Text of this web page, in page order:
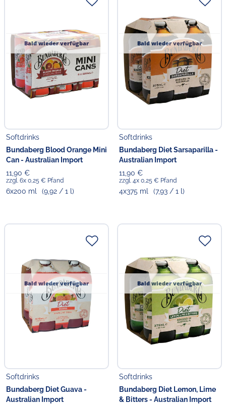
Bald wieder verfügbar
Softdrinks
Bundaberg Blood Orange Mini
Can - Australian Import
11,90 €
zzgl. 6x 0,25 € Pfand
6x200 ml (9,92 / 1 l)
Bald wieder verfügbar
Softdrinks
Bundaberg Diet Sarsaparilla -
Australian Import
11,90 €
zzgl. 4x 0,25 € Pfand
4x375 ml (7,93 / 1 l)
Bald wieder verfügbar
Softdrinks
Bundaberg Diet Guava -
Australian Import
Bald wieder verfügbar
Softdrinks
Bundaberg Diet Lemon, Lime
& Bitters - Australian Import